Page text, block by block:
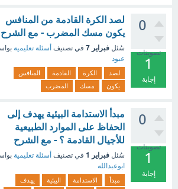
0
تصويتات
1
إجابة
لصد الكرة القادمة من المنافس
يكون مسك المضرب - مع الشرح
سُئل فبراير 7 في تصنيف أسئلة تعليمية
عبود
لصد الكرة القادمة
المنافس
يكون
مسك المضرب
0
تصويتات
1
إجابة
مبدأ الاستدامة البيئية يهدف إلى
الحفاظ على الموارد الطبيعية
للأجيال القادمة ؟ - مع الشرح
سُئل فبراير 1 في تصنيف أسئلة تعليمية
ابوعبدالله
مبدأ الاستدامة البيئية
يهدف